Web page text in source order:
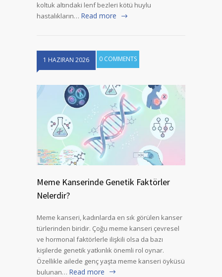
koltuk altındaki lenf bezleri kötü huylu
hastalıkların… Read more
1 HAZIRAN 2026 0 COMMENTS
Meme Kanserinde Genetik Faktörler
Nelerdir?
Meme kanseri, kadınlarda en sık görülen kanser
türlerinden biridir. Çoğu meme kanseri çevresel
ve hormonal faktörlerle ilişkili olsa da bazı
kişilerde genetik yatkınlık önemli rol oynar.
Özellikle ailede genç yaşta meme kanseri öyküsü
bulunan… Read more